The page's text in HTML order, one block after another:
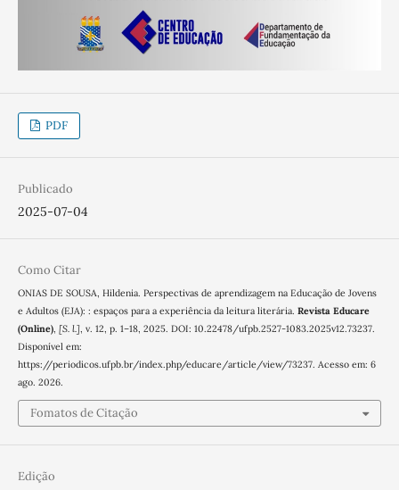
PDF
Publicado
2025-07-04
Como Citar
ONIAS DE SOUSA, Hildenia. Perspectivas de aprendizagem na Educação de Jovens
e Adultos (EJA): : espaços para a experiência da leitura literária. Revista Educare
(Online), [S. l.], v. 12, p. 1–18, 2025. DOI: 10.22478/ufpb.2527-1083.2025v12.73237.
Disponível em:
https://periodicos.ufpb.br/index.php/educare/article/view/73237. Acesso em: 6
ago. 2026.
Fomatos de Citação
Edição